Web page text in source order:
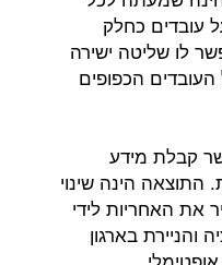
ישירה
שינוי
לידי